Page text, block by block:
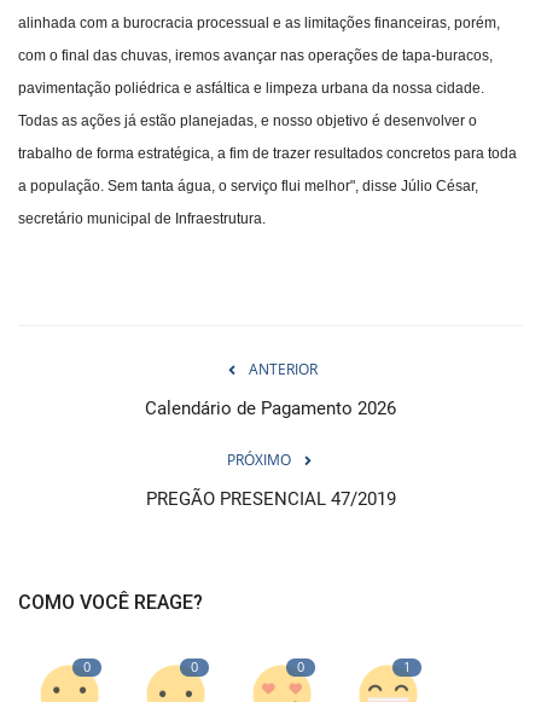
alinhada com a burocracia processual e as limitações financeiras, porém,
com o final das chuvas, iremos avançar nas operações de tapa-buracos,
pavimentação poliédrica e asfáltica e limpeza urbana da nossa cidade.
Todas as ações já estão planejadas, e nosso objetivo é desenvolver o
trabalho de forma estratégica, a fim de trazer resultados concretos para toda
a população. Sem tanta água, o serviço flui melhor", disse Júlio César,
secretário municipal de Infraestrutura.
ANTERIOR
Calendário de Pagamento 2026
PRÓXIMO
PREGÃO PRESENCIAL 47/2019
COMO VOCÊ REAGE?
0 0 0 1